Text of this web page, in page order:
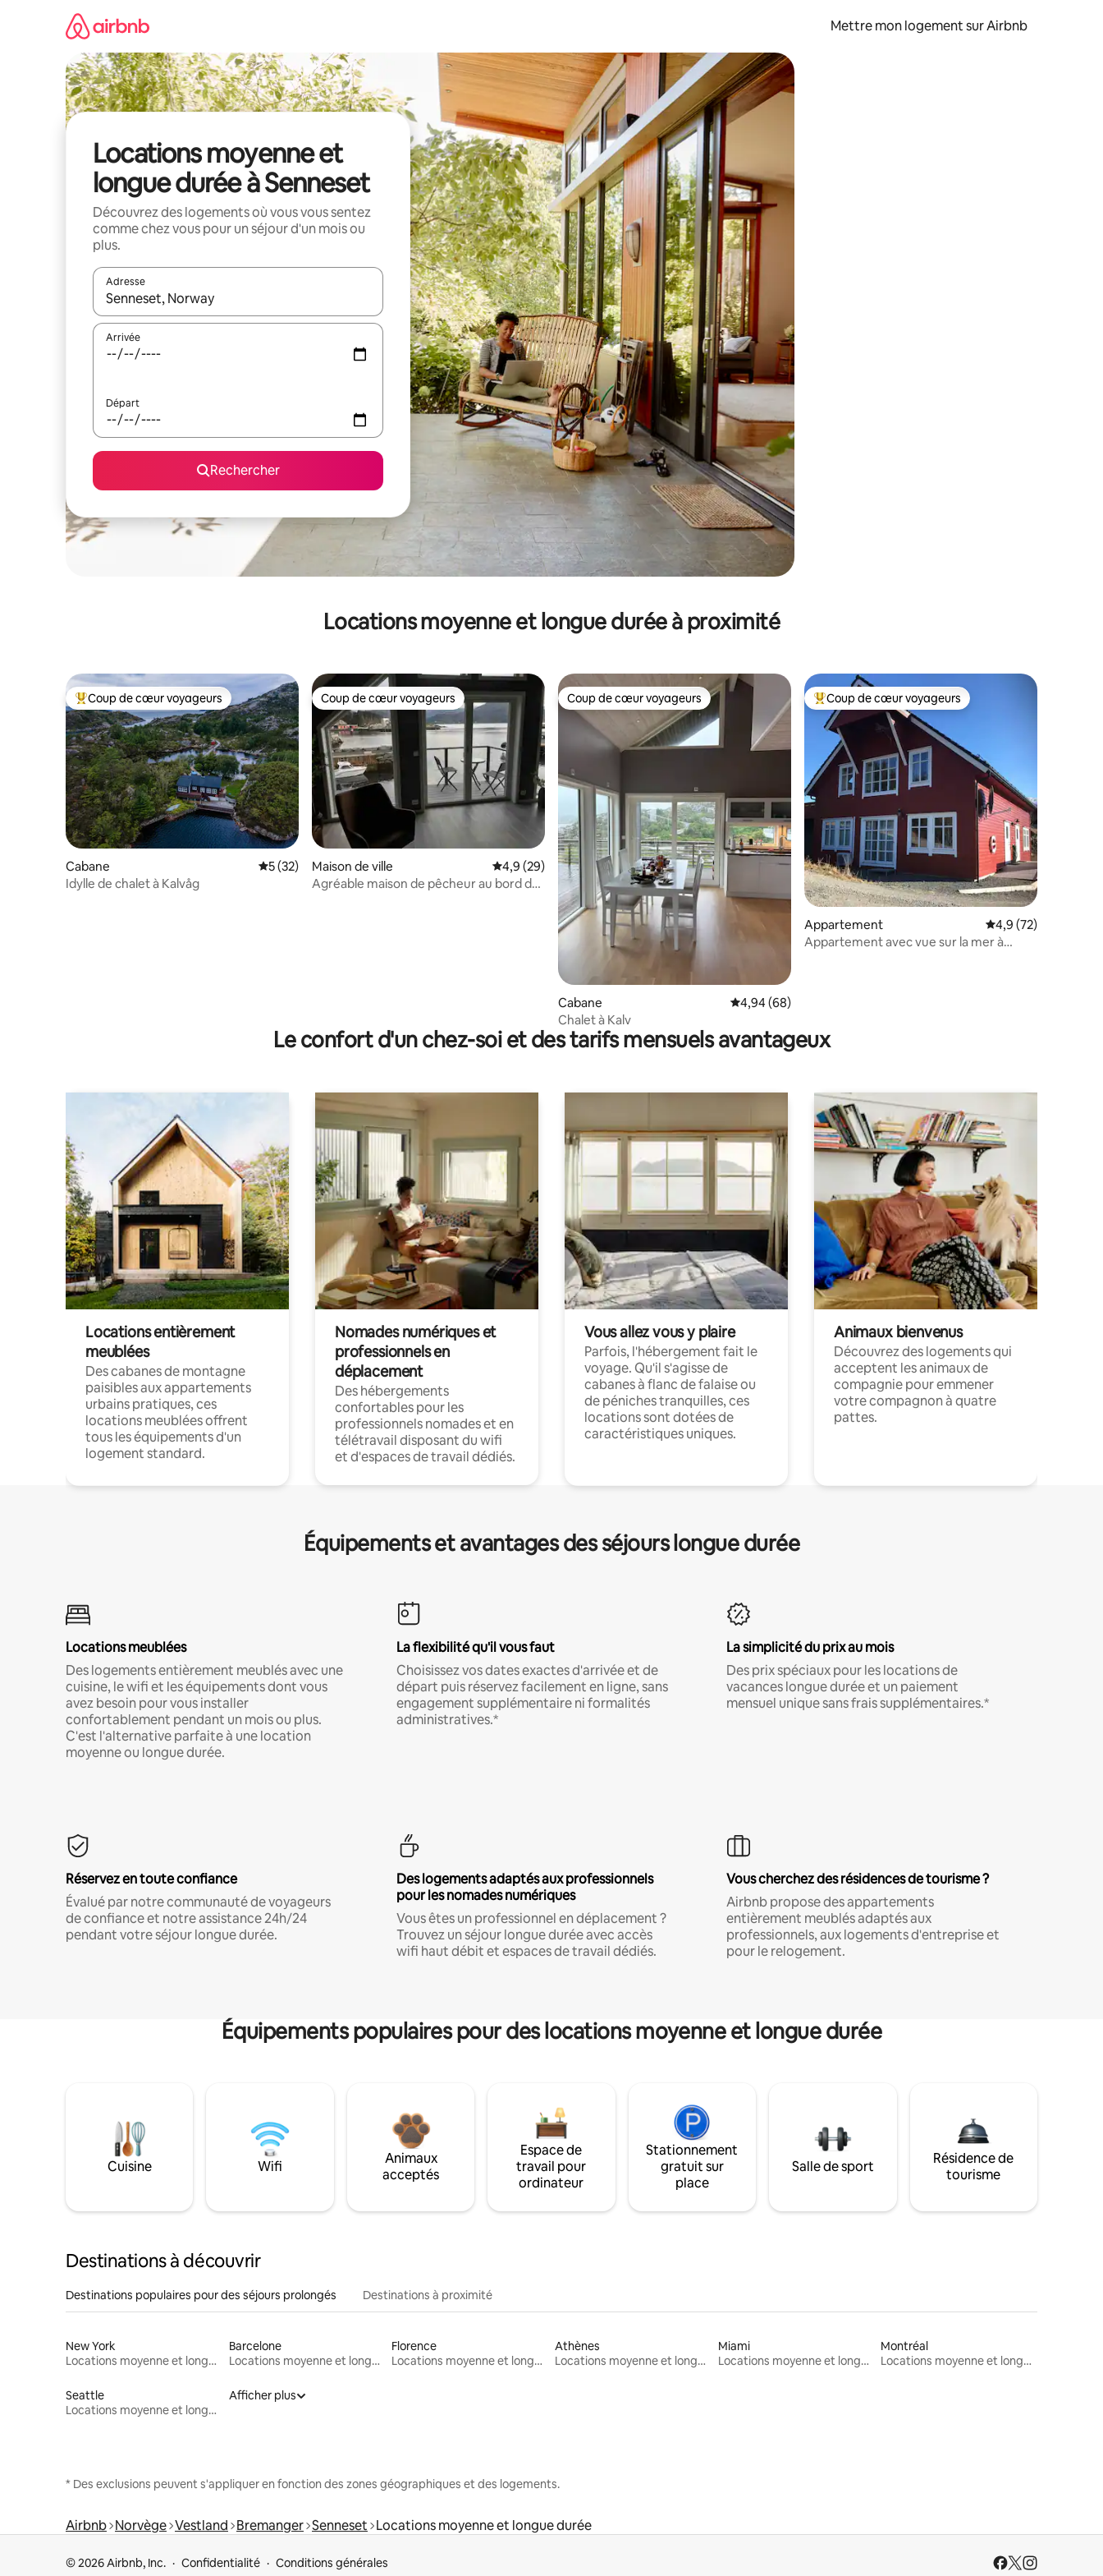
Mettre mon logement sur Airbnb
Locations moyenne et
longue durée à Senneset
Découvrez des logements où vous vous sentez
comme chez vous pour un séjour d'un mois ou
plus.
Adresse
Lorsque les résultats s'affichent, utilisez les flèches vers le haut et vers le bas pour les parcourir ou en appuyant et en faisant glisser.
Arrivée
Départ
Rechercher
Locations moyenne et longue durée à proximité
Coups de cœur voyageurs les plus appréciés
Coup de cœur voyageurs
Cabane Évaluation moyenne sur la base de 32 commentaires : 5 sur 5
5 (32)
Idylle de chalet à Kalvåg
Coup de cœur voyageurs
Coup de cœur voyageurs
Maison de ville Évaluation moyenne sur la base de 29 commentaires : 4,9 sur 5
4,9 (29)
Agréable maison de pêcheur au bord du
Coup de cœur voyageurs
Coup de cœur voyageurs
Cabane Évaluation moyenne sur la base de 68 commentaires : 4,94 sur 5
4,94 (68)
Chalet à Kalv
Coups de cœur voyageurs les plus appréciés
Coup de cœur voyageurs
Appartement Évaluation
4,9 (72)
Appartement avec vue sur la mer à
Le confort d'un chez-soi et des tarifs mensuels avantageux
Locations entièrement
meublées
Des cabanes de montagne
paisibles aux appartements
urbains pratiques, ces
locations meublées offrent
tous les équipements d'un
logement standard.
Nomades numériques et
professionnels en
déplacement
Des hébergements
confortables pour les
professionnels nomades et en
télétravail disposant du wifi
et d'espaces de travail dédiés.
Vous allez vous y plaire
Parfois, l'hébergement fait le
voyage. Qu'il s'agisse de
cabanes à flanc de falaise ou
de péniches tranquilles, ces
locations sont dotées de
caractéristiques uniques.
Animaux bienvenus
Découvrez des logements qui
acceptent les animaux de
compagnie pour emmener
votre compagnon à quatre
pattes.
Équipements et avantages des séjours longue durée
Locations meublées
Des logements entièrement meublés avec une
cuisine, le wifi et les équipements dont vous
avez besoin pour vous installer
confortablement pendant un mois ou plus.
C'est l'alternative parfaite à une location
moyenne ou longue durée.
La flexibilité qu'il vous faut
Choisissez vos dates exactes d'arrivée et de
départ puis réservez facilement en ligne, sans
engagement supplémentaire ni formalités
administratives.*
La simplicité du prix au mois
Des prix spéciaux pour les locations de
vacances longue durée et un paiement
mensuel unique sans frais supplémentaires.*
Réservez en toute confiance
Évalué par notre communauté de voyageurs
de confiance et notre assistance 24h/24
pendant votre séjour longue durée.
Des logements adaptés aux professionnels
pour les nomades numériques
Vous êtes un professionnel en déplacement ?
Trouvez un séjour longue durée avec accès
wifi haut débit et espaces de travail dédiés.
Vous cherchez des résidences de tourisme ?
Airbnb propose des appartements
entièrement meublés adaptés aux
professionnels, aux logements d'entreprise et
pour le relogement.
Équipements populaires pour des locations moyenne et longue durée
Cuisine Wifi
Animaux
acceptés
Espace de
travail pour
ordinateur
Stationnement
gratuit sur
place
Salle de sport
Résidence de
tourisme
Destinations à découvrir
Destinations populaires pour des séjours prolongés Destinations à proximité
New York
Locations moyenne et longue durée
Barcelone
Locations moyenne et longue durée
Florence
Locations moyenne et longue durée
Athènes
Locations moyenne et longue durée
Miami
Locations moyenne et longue durée
Montréal
Locations moyenne et longue durée
Seattle
Locations moyenne et longue durée
Afficher plus
* Des exclusions peuvent s'appliquer en fonction des zones géographiques et des logements.
Airbnb Norvège Vestland Bremanger Senneset Locations moyenne et longue durée
© 2026 Airbnb, Inc. Confidentialité Conditions générales